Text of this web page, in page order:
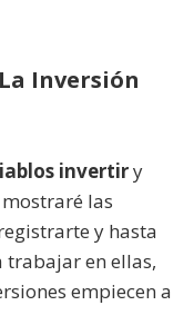
Inversión
invertiry
las
y hasta
trabajar en ellas,
empiecen a